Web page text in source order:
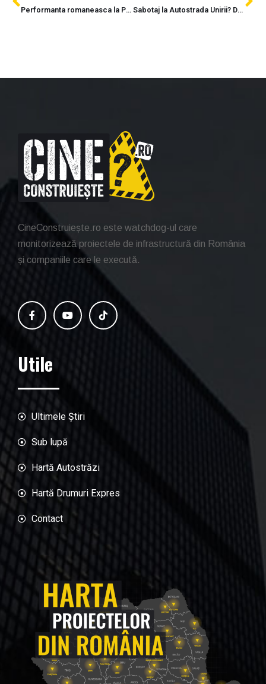
Performanta romaneasca la Planseul Unirii: Erbasu livreaza prima etapa si pregateste o devansare record a lucrarilor Sabotaj la Autostrada Unirii? Danlin XXL blocheaza din nou UMB pe A8, chiar inainte de termenul limita pentru fondurile europene
CineConstruiește.ro este watchdog-ul care
monitorizează proiectele de infrastructură din România
și companiile care le execută.
Utile
Ultimele Știri
Sub lupă
Hartă Autostrăzi
Hartă Drumuri Expres
Contact